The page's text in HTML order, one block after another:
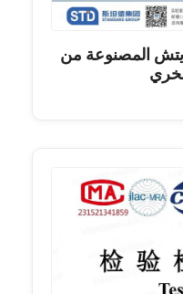
المصنوعة من